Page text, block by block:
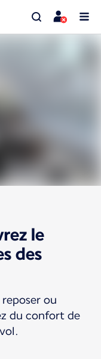
le
des
ou
du confort de